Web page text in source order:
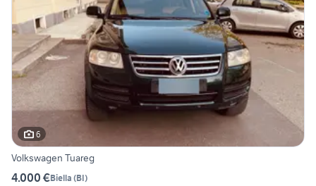
6
Volkswagen Tuareg
4.000 €Biella (BI)